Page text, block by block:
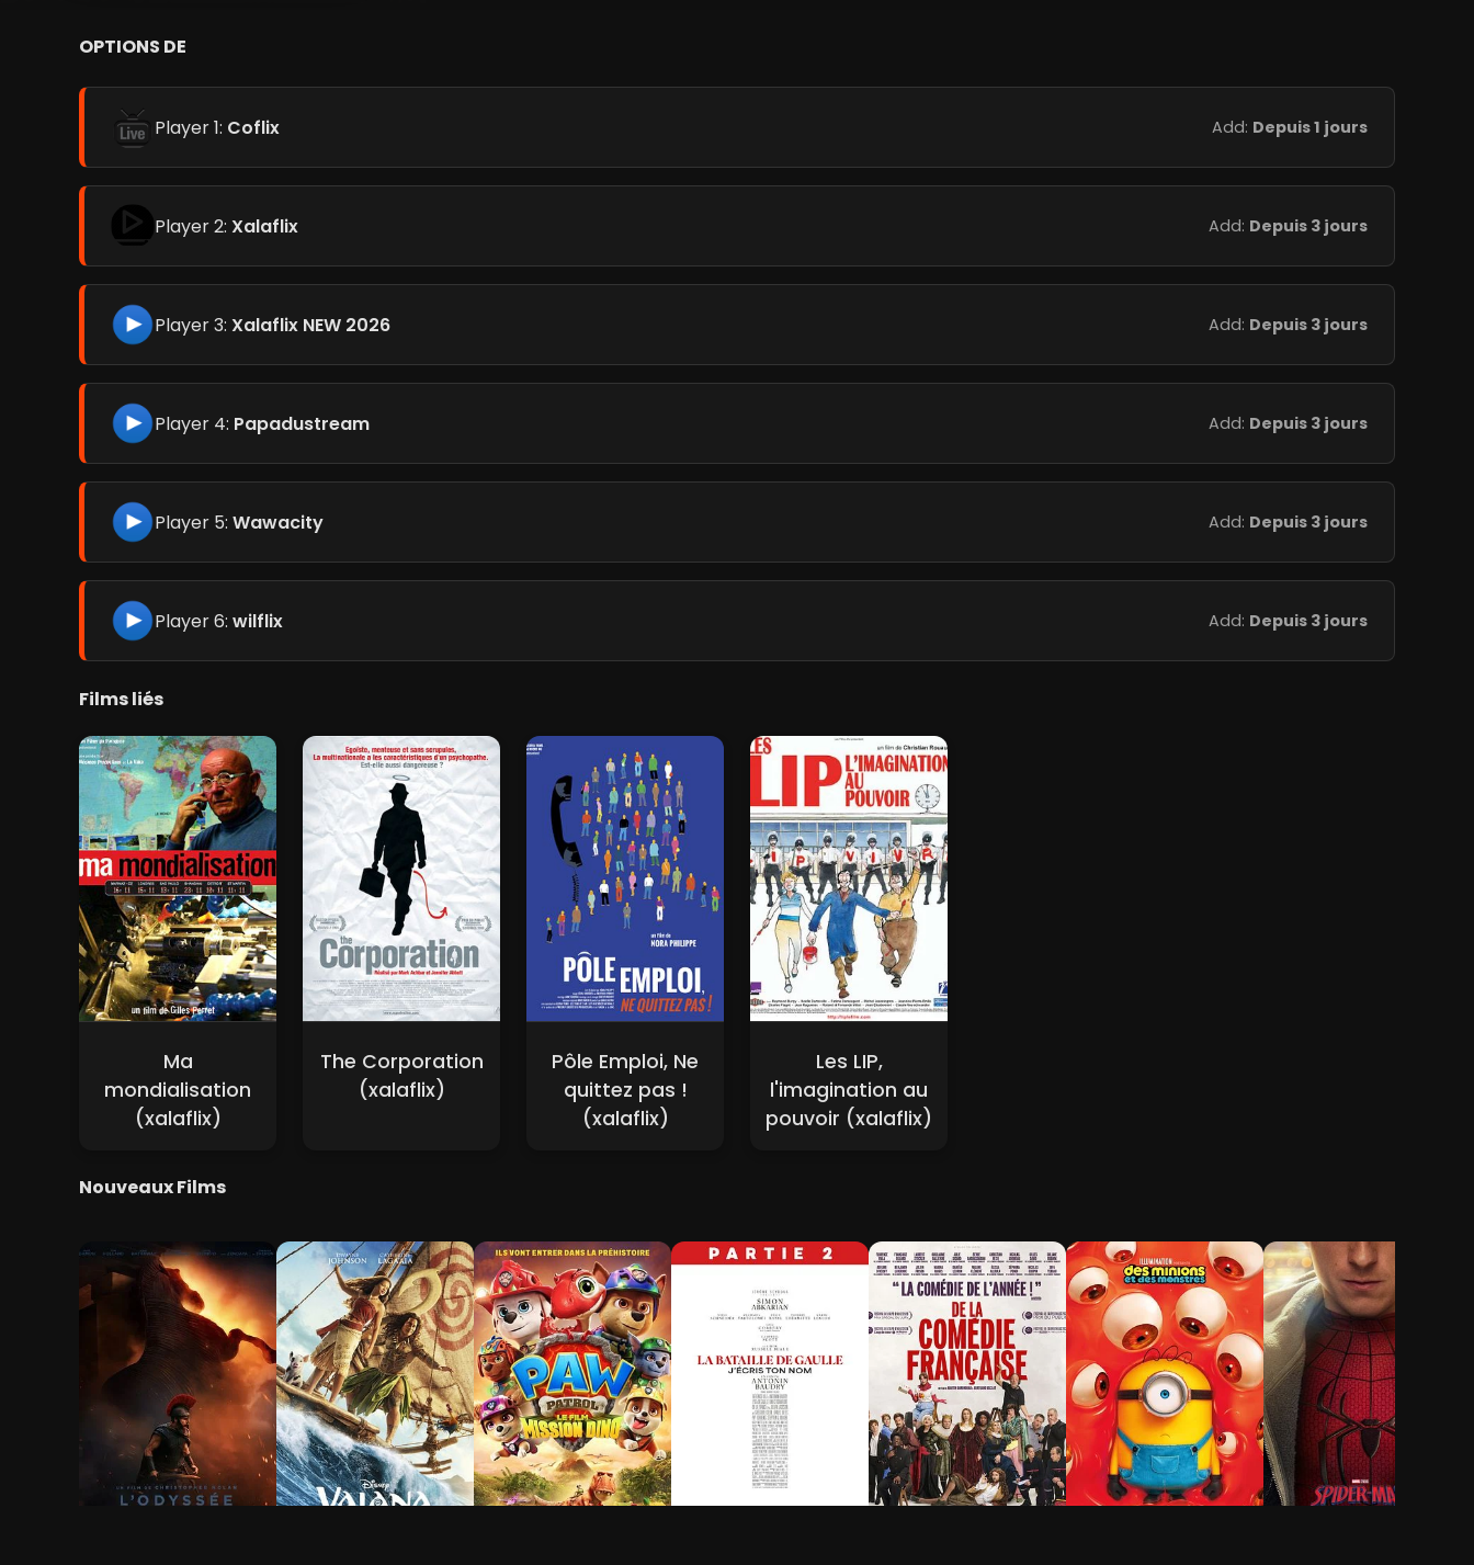
OPTIONS DE
Player 1: Coflix Add: Depuis 1 jours
Player 2: Xalaflix Add: Depuis 3 jours
Player 3: Xalaflix NEW 2026 Add: Depuis 3 jours
Player 4: Papadustream Add: Depuis 3 jours
Player 5: Wawacity Add: Depuis 3 jours
Player 6: wilflix Add: Depuis 3 jours
Films liés
Ma
mondialisation
(xalaflix)
The Corporation
(xalaflix)
Pôle Emploi, Ne
quittez pas !
(xalaflix)
Les LIP,
l'imagination au
pouvoir (xalaflix)
Nouveaux Films